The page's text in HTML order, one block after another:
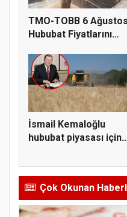
TMO-TOBB 6 Ağustos
Hububat Fiyatlarını
İsmail Kemaloğlu
hububat piyasası için
Çok Okunan